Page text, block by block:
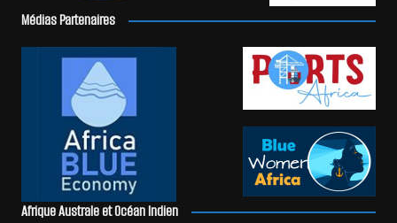
Médias Partenaires
Afrique Australe et Océan Indien